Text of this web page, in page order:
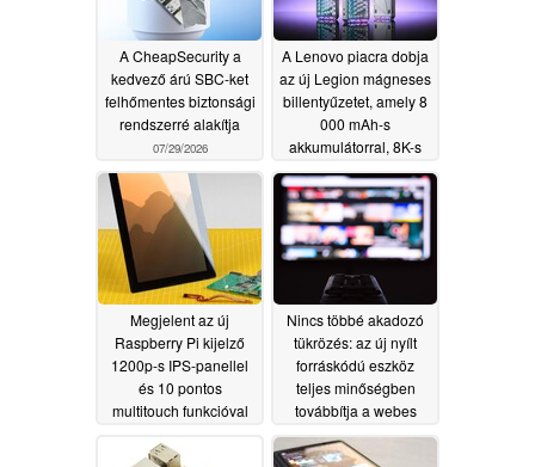
A CheapSecurity a
kedvező árú SBC-ket
felhőmentes biztonsági
rendszerré alakítja
07/29/2026
A Lenovo piacra dobja
az új Legion mágneses
billentyűzetet, amely 8
000 mAh-s
akkumulátorral, 8K-s
lekérdezési
frekvenciával és teljes
egészében
alumíniumból készült
kialakítással
rendelkezik 07/26/2026
Megjelent az új
Raspberry Pi kijelző
1200p-s IPS-panellel
és 10 pontos
multitouch funkcióval
Nincs többé akadozó
tükrözés: az új nyílt
forráskódú eszköz
teljes minőségben
továbbítja a webes
videókat az okos
tévékre07/19/2026